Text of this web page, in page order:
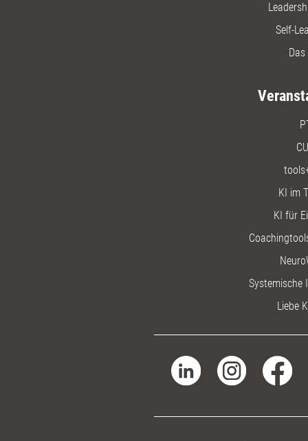
Self-
KI im
KI für
Systemische
Liebe